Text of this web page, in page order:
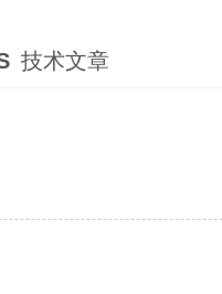
技术文章